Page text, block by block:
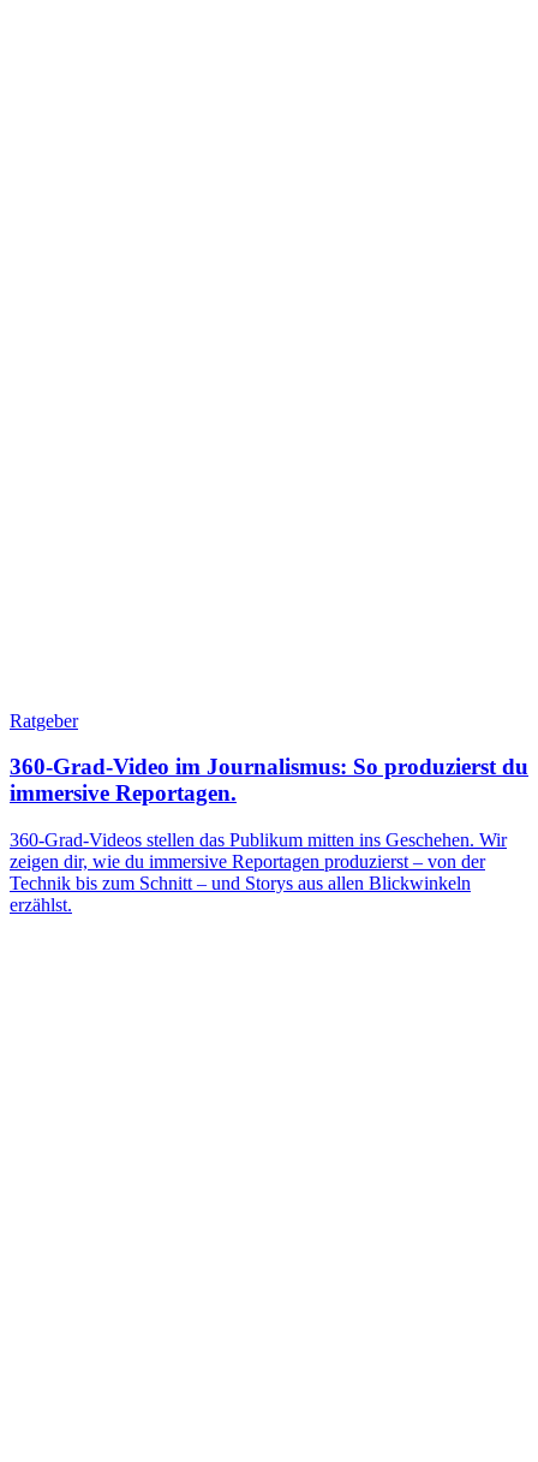
Ratgeber
360-Grad-Video im Journalismus: So produzierst du
immersive Reportagen.
360-Grad-Videos stellen das Publikum mitten ins Geschehen. Wir
zeigen dir, wie du immersive Reportagen produzierst – von der
Technik bis zum Schnitt – und Storys aus allen Blickwinkeln
erzählst.